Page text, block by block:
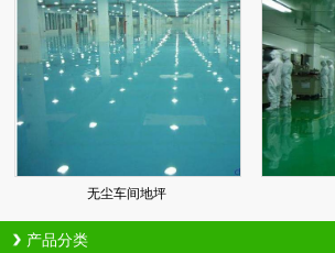
无尘车间地坪
产品分类